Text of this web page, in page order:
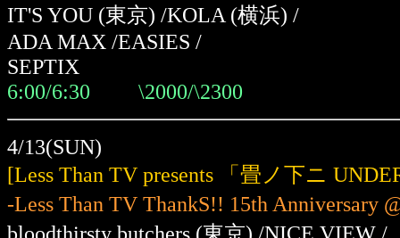
IT'S YOU (東京) /KOLA (横浜) /
ADA MAX /EASIES /
SEPTIX
6:00/6:30 \2000/\2300
4/13(SUN)
[Less Than TV presents 「畳ノ下ニ
-Less Than TV ThankS!! 15th Anniversary
bloodthirsty butchers (東京) /NICE VIEW /